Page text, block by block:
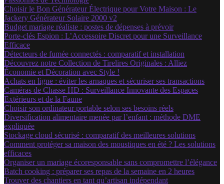
Choisir le Bon Générateur Électrique pour Votre Maison : Le
Jackery Générateur Solaire 2000 v2
Budget mariage réaliste : postes de dépenses à prévoir
Porte-clés Espion : L’Accessoire Discret pour une Surveillance
Efficace
Détecteurs de fumée connectés : comparatif et installation
Découvrez notre Collection de Tirelires Originales : Alliez
Économie et Décoration avec Style !
Achats en ligne : éviter les arnaques et sécuriser ses transactions
Caméras de Chasse HD : Surveillance Innovante des Espaces
Extérieurs et de la Faune
Choisir son ordinateur portable selon ses besoins réels
Diversification alimentaire menée par l’enfant : méthode DME
expliquée
Stockage cloud sécurisé : comparatif des meilleures solutions
Comment protéger sa maison des moustiques en été ? Les solutions
efficaces
Organiser un mariage écoresponsable sans compromettre l’élégance
Batch cooking : préparer ses repas de la semaine en 2 heures
Trouver des chantiers en tant qu’artisan indépendant